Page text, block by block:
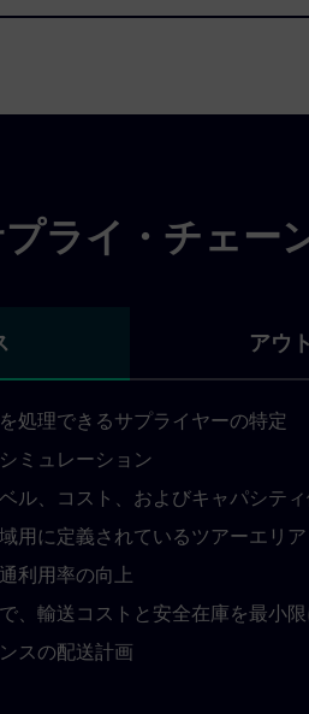
ライ・チェー
アウ
処理できるサプライヤーの特定
ミュレーション
ル、コスト、およびキャパシテ
用に定義されているツアーエリア
利用率の向上
、輸送コストと安全在庫を最小
スの配送計画